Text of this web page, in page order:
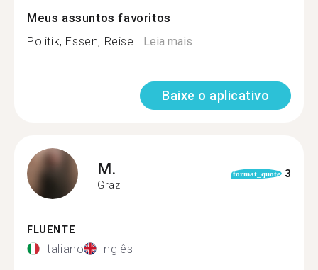
Meus assuntos favoritos
Politik, Essen, Reise...Leia mais
Baixe o aplicativo
M.
Graz
format_quote 3
FLUENTE
Italiano Inglês